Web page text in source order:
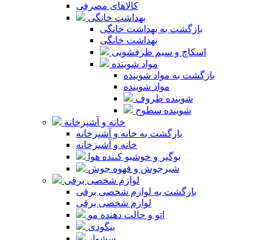
کالاهای مصرفی
بهداشت خانگی
بازگشت به بهداشت خانگی
بهداشت خانگی
اسکاچ و سیم ظرفشویی
مواد شوینده
بازگشت به مواد شوینده
مواد شوینده
شوینده ظروف
شوینده سطوح
خانه و آشپزخانه
بازگشت به خانه و آشپزخانه
خانه و آشپزخانه
بوگیر و خوشبو کننده هوا
شیرجوش و قهوه جوش
لوازم شخصی برقی
بازگشت به لوازم شخصی برقی
لوازم شخصی برقی
اتو و حالت دهنده مو
بیگودی